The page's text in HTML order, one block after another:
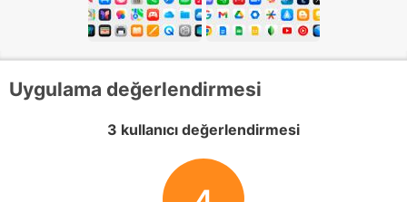
Uygulama değerlendirmesi
3 kullanıcı değerlendirmesi